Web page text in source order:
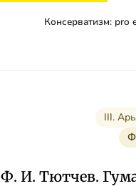
Консерватизм: pro
III.
Ф. И. Тютчев.